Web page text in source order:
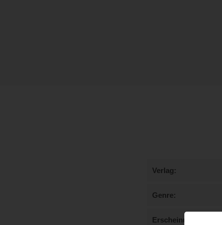
Verlag
Genre
Erscheinungstermin